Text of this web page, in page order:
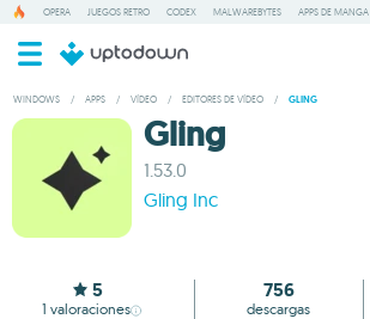
OPERA JUEGOS RETRO CODEX MALWAREBYTES APPS DE MANGA
WINDOWS / APPS / VÍDEO / EDITORES DE VÍDEO / GLING
Gling
1.53.0
Gling Inc
5
1 valoraciones
756
descargas